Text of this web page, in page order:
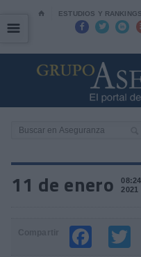
⌂ ESTUDIOS Y
  
☰
☰
11 de enero
08:24
2021